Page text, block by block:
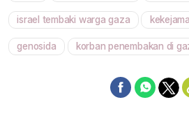
israel tembaki warga gaza
genosida korban penembakan di